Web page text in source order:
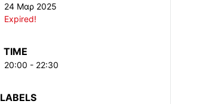
24 Μαρ 2025
Expired!
TIME
20:00 - 22:30
LABELS